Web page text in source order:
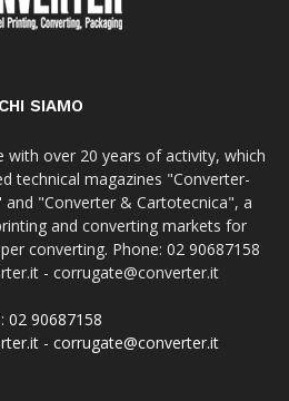
CHI SIAMO
with over 20 years of activity, which
technical magazines "Converter-
and "Converter & Cartotecnica", a
and converting markets for
converting. Phone: 02 90687158
- corrugate@converter.it
02 90687158
- corrugate@converter.it